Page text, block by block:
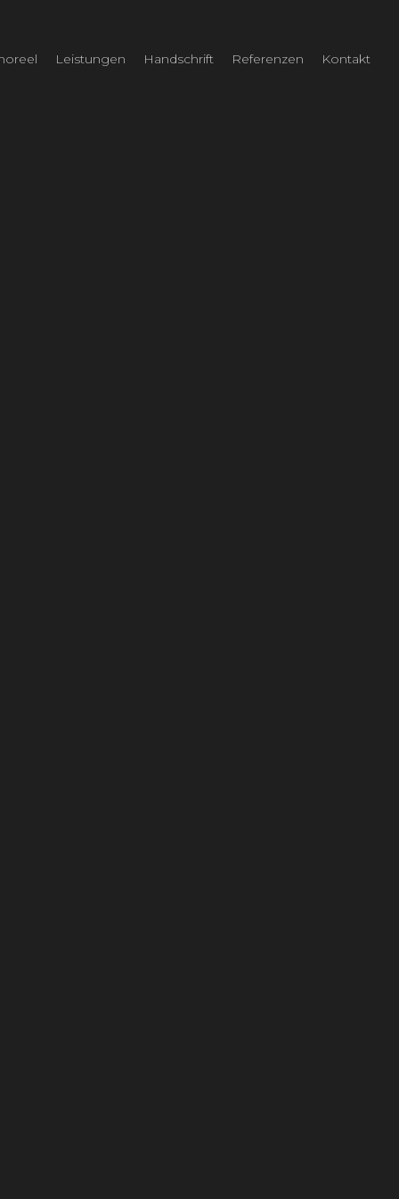
Leistungen Handschrift Referenzen Kontakt